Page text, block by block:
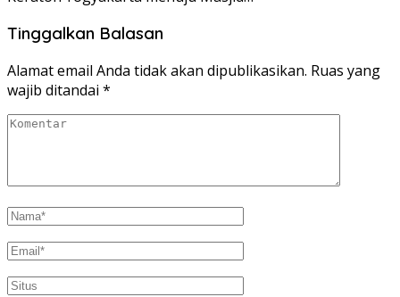
Tinggalkan Balasan
Alamat email Anda tidak akan dipublikasikan. Ruas yang
wajib ditandai *